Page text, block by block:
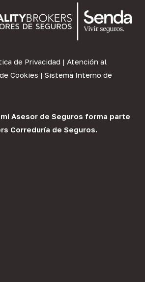
de Privacidad | Atención al
Cookies | Sistema Interno de
Asesor de Seguros forma parte
Correduría de Seguros.